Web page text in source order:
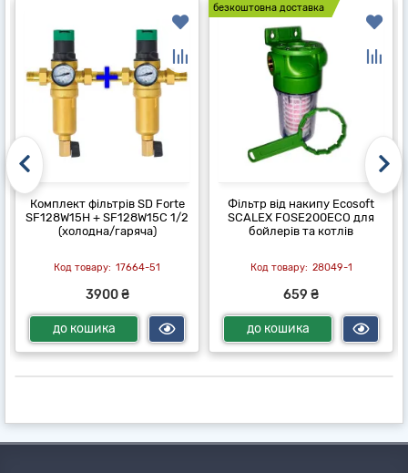
Комплект фільтрів SD Forte
SF128W15H + SF128W15C 1/2
(холодна/гаряча)
17664-51
3900 ₴
до кошика
безкоштовна доставка
Фільтр від накипу Ecosoft
SCALEX FOSE200ECO для
бойлерів та котлів
28049-1
659 ₴
до кошика